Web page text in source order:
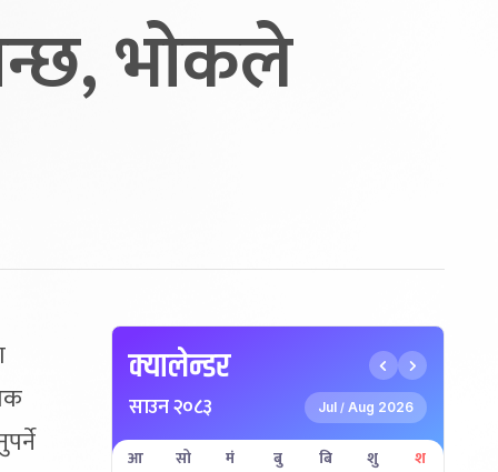
भोकले
क्यालेन्डर
साउन २०८३ Jul / Aug 2026
आ सो मं बु बि शु श